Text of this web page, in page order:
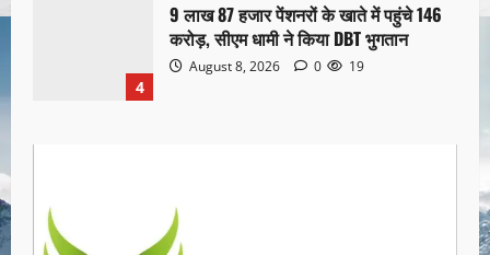
4
9 लाख 87 हजार पेंशनरों के खाते में पहुंचे 146
करोड़, सीएम धामी ने किया DBT भुगतान
August 8, 2026 0 19